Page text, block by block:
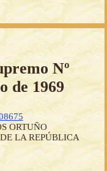
Nº
de 1969
ORTUÑO
LA REPÚBLICA